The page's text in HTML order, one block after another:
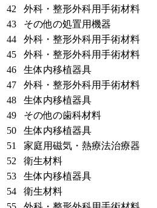
42
外科・整形外科用手術材料
43
その他の処置用機器
44
外科・整形外科用手術材料
45
外科・整形外科用手術材料
46
生体内移植器具
47
外科・整形外科用手術材料
48
生体内移植器具
49
その他の歯科材料
50
生体内移植器具
51
家庭用磁気・熱療法治療器
52
衛生材料
53
生体内移植器具
54
衛生材料